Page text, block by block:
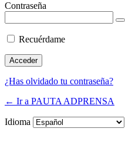
Contraseña
Recuérdame
¿Has olvidado tu contraseña?
← Ir a PAUTA ADPRENSA
Idioma